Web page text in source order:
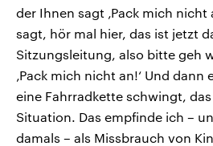
der Ihnen sagt ‚Pack mich nicht
sagt, hör mal hier, das ist jetzt
Sitzungsleitung, also bitte geh
‚Pack mich nicht an!‘ Und
eine Fahrradkette schwingt,
Situation. Das empfinde ich –
damals – als Missbrauch von